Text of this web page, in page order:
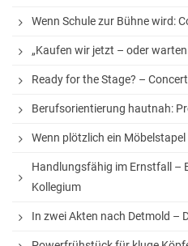
Exkursion Universität
Studienorientierung
Aufs Mathe-Studium
Ausbildungs- und
Gemeinsam „Lernen
Soziales Lernen
Wettbewerbe
Wenn Schule zur Bühne wird:
„Kaufen wir jetzt – oder
Ready for the Stage? –
Berufsorientierung hautnah:
Wenn plötzlich ein
Handlungsfähig im Ernstfall –
Kollegium
In zwei Akten nach Detmold –